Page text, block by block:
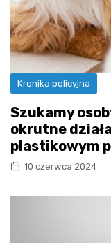
Kronika policyjna
Szukamy
okrutne
plastikowym
10 czerwca 2024